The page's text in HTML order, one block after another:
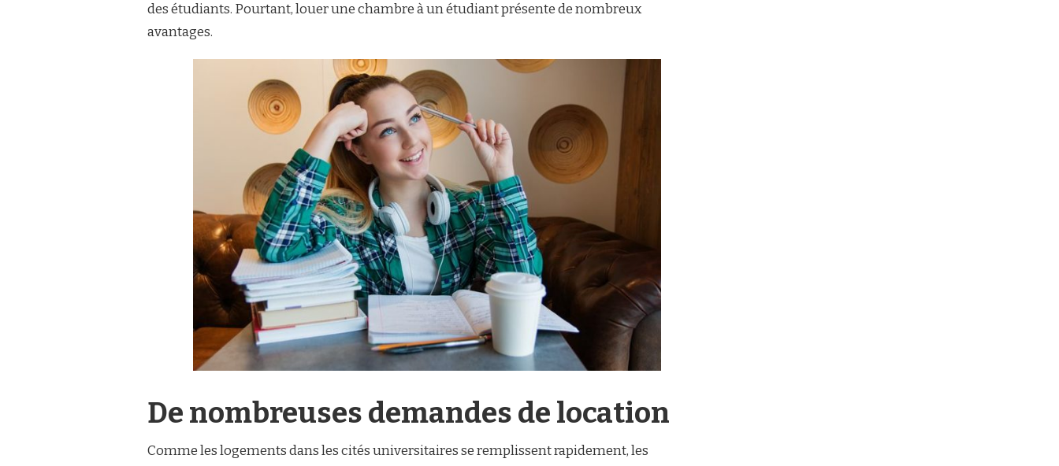
des étudiants. Pourtant, louer une chambre à un étudiant présente de nombreux
avantages.
De nombreuses demandes de location
Comme les logements dans les cités universitaires se remplissent rapidement, les